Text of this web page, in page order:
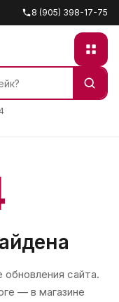
8 (905) 398-17-75
сайта.
— в магазине